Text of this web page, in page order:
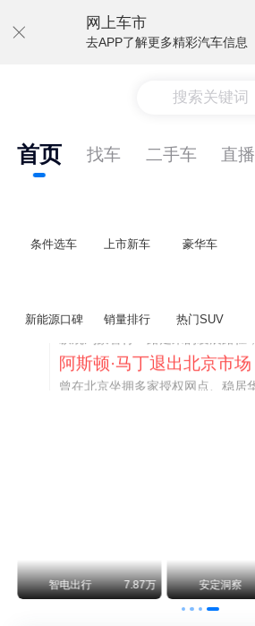
网上车市
去APP了解更多精彩汽车信息
搜索关键词
首页 找车 二手车 直播
条件选车 上市新车 豪华车
新能源口碑 销量排行 热门SUV
智电出行 7.87万 安定洞察